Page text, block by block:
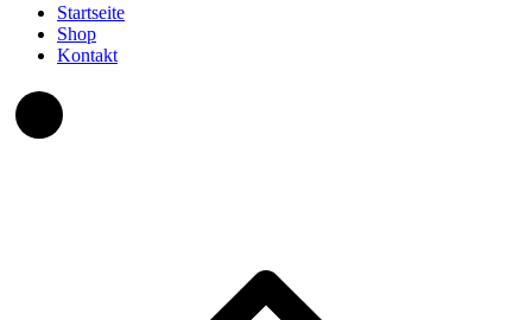
Startseite
Shop
Kontakt